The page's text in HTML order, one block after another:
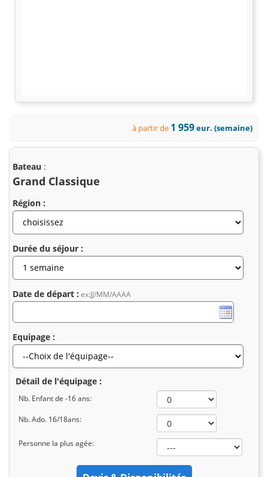
à partir de 1 959eur. (semaine)
Bateau :
Grand Classique
Région :
Durée du séjour :
Date de départ : ex:JJ/MM/AAAA
Equipage :
Détail de l'équipage :
Nb. Enfant de -16 ans:
Nb. Ado. 16/18ans:
Personne la plus agée: